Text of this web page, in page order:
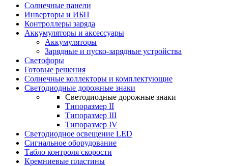
Солнечные панели
Инверторы и ИБП
Контроллеры заряда
Аккумуляторы и аксессуары
Аккумуляторы
Зарядные и пуско-зарядные устройства
Светофоры
Готовые решения
Солнечные коллекторы и комплектующие
Светодиодные дорожные знаки
Светодиодные дорожные знаки
Типоразмер II
Типоразмер III
Типоразмер IV
Светодиодное освещение LED
Сигнальное оборудование
Табло контроля скорости
Кремниевые пластины